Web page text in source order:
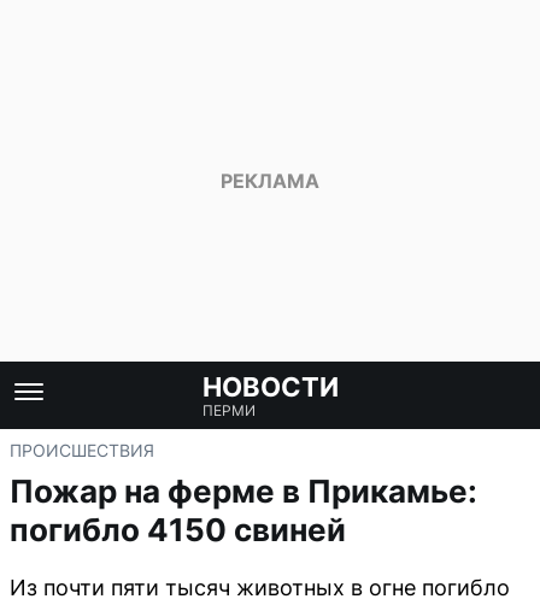
НОВОСТИ
ПЕРМИ
ПРОИСШЕСТВИЯ
Пожар на ферме в Прикамье:
погибло 4150 свиней
Из почти пяти тысяч животных в огне погибло